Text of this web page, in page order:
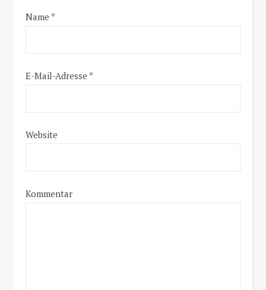
Name *
E-Mail-Adresse *
Website
Kommentar